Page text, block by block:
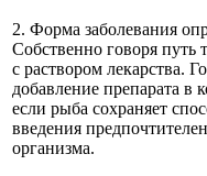
2. Форма заболевания
Собственно говоря путь
с раствором лекарства.
добавление препарата в
если рыба сохраняет
введения
организма.